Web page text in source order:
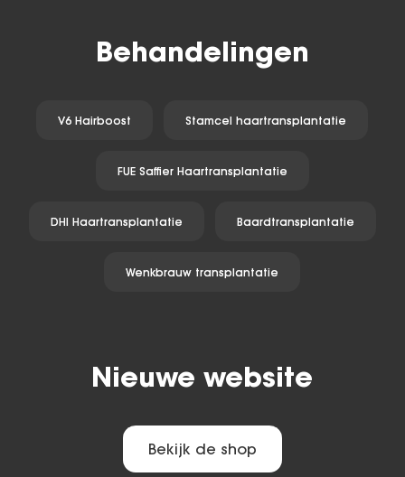
Behandelingen
V6 Hairboost Stamcel haartransplantatie
FUE Saffier Haartransplantatie
DHI Haartransplantatie Baardtransplantatie
Wenkbrauw transplantatie
Nieuwe website
Bekijk de shop